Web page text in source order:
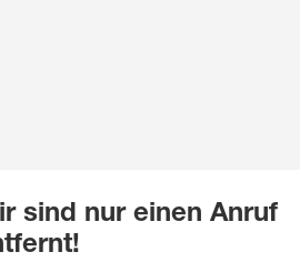
sind nur einen Anruf